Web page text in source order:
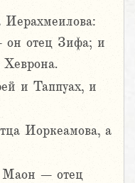
Иерахмеилова:
он отец Зифа; и
и Таппуах, и
Иоркеамова, а
– отец